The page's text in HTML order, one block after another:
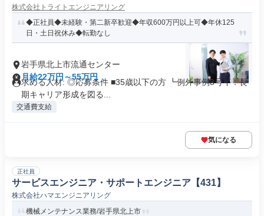
株式会社トライトエンジニアリング
◆正社員◆未経験・第二新卒歓迎◆年収600万円以上可◆年休125
日・土日祝休み◆転勤なし
岩手県北上市流通センター
月給22万円～55万円
求める人材: ◎応募条件 ■35歳以下の方 ┗例外事例3号イ：長
期キャリア形成を図る...
交通費支給
気になる
正社員
サービスエンジニア・サポートエンジニア【431】
株式会社ハマエンジニアリング
機械メンテナンス業務/岩手県北上市